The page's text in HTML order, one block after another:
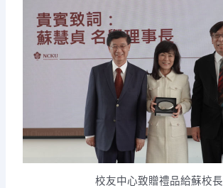
校友中心致贈禮品給蘇校長